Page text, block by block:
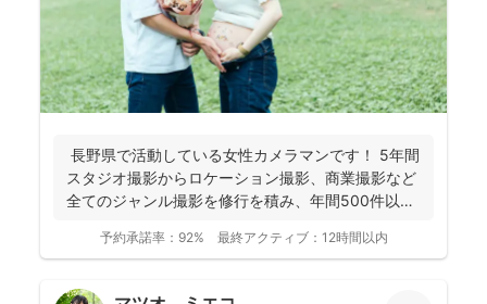
長野県で活動している女性カメラマンです！ 5年間
スタジオ撮影からロケーション撮影、商業撮影など
全てのジャンル撮影を修行を積み、年間500件以上
予約承諾率： 92% 最終アクティブ： 12時間以内